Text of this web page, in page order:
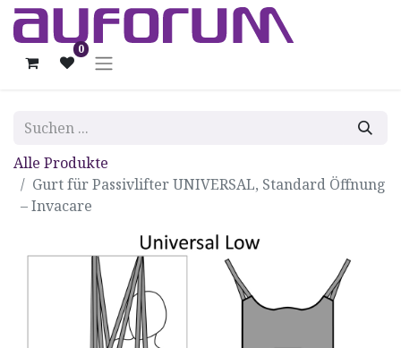
0
Alle Produkte
Gurt für Passivlifter UNIVERSAL, Standard Öffnung
– Invacare